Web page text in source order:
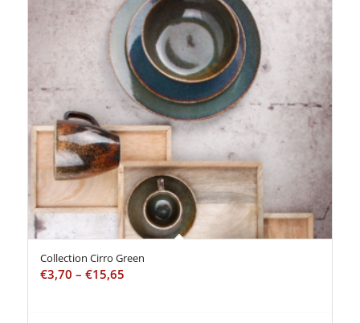
Collection Cirro Green
€3,70 – €15,65